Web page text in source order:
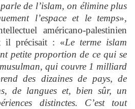
de l’islam, on élimine plus
l’espace et le temps»,
américano-palestinien
il précisait : «Le terme islam
petite proportion de ce qui se
qui couvre 1 milliard
des dizaines de pays, de
de langues et, bien sûr, un
distinctes. C’est tout